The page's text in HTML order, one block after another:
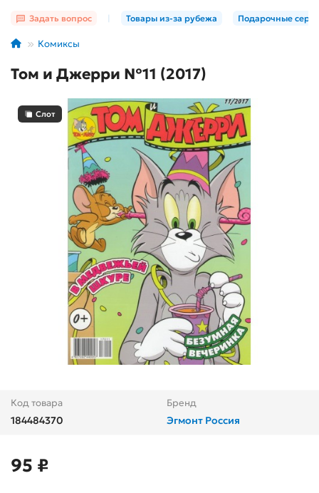
Задать вопрос Товары из-за рубежа Подарочные
Комиксы
Том и Джерри №11 (2017)
Слот
Код товара
184484370
Бренд
Эгмонт Россия
95 ₽